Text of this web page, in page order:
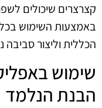
קצרצרים שיכולים
באמצעות השימוש
הכללית וליצור סביבה
שימוש
הבנת הנלמד